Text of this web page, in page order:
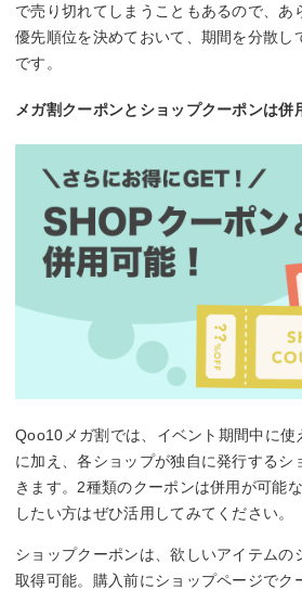
で売り切れてしまうこともあるので、あ
優先順位を決めておいて、期間を分散し
です。
メガ割クーポンとショップクーポンは併
Qoo10メガ割では、イベント期間中に使
に加え、各ショップが独自に発行するシ
きます。2種類のクーポンは併用が可能
したい方はぜひ活用してみてください。
ショップクーポンは、欲しいアイテムの
取得可能。購入前にショップページでク